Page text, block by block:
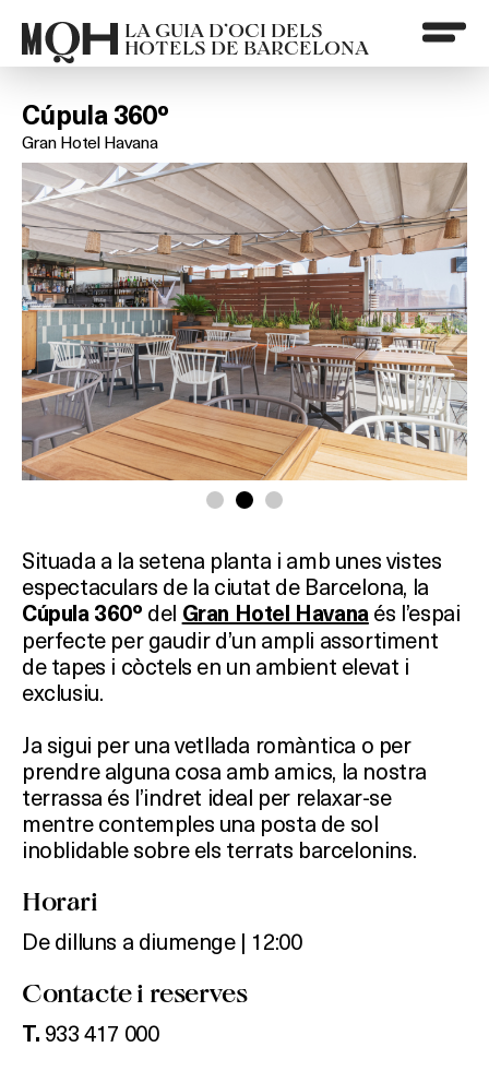
LA GUIA D’OCI DELS
HOTELS DE BARCELONA
Cúpula 360º
Gran Hotel Havana
Situada a la setena planta i amb unesvistes
espectaculars de la ciutat de Barcelona, la
Cúpula 360º del Gran Hotel Havana és l’espai
perfecte pergaudird’un ampli assortiment
detapes i còctels en un ambient elevat i
exclusiu.
Ja sigui perunavetllada romàntica o per
prendrealguna cosa amb amics, la nostra
terrassa és l’indret ideal per relaxar-se
mentrecontemples una posta de sol
inoblidablesobreels terrats barcelonins.
Horari
De dilluns a diumenge | 12:00
Contacte i reserves
T. 933 417 000